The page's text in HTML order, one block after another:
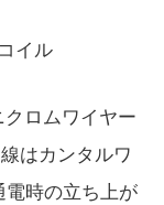
イル
ロムワイヤー
はカンタルワ
電時の立ち上が